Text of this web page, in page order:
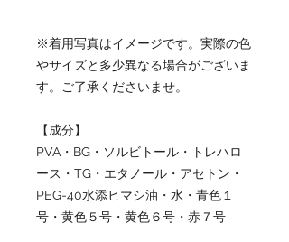
※着用写真はイメージです。実際の色
やサイズと多少異なる場合がございま
す。ご了承くださいませ。
【成分】
PVA・BG・ソルビトール・トレハロ
ース・TG・エタノール・アセトン・
PEG-40水添ヒマシ油・水・青色１
号・黄色５号・黄色６号・赤７号